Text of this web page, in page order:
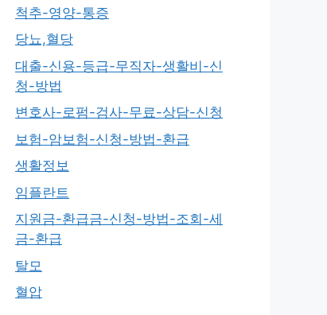
척추-영양-통증
당뇨,혈당
대출-신용-등급-무직자-생활비-신
청-방법
변호사-로펌-검사-무료-상담-신청
보험-암보험-신청-방법-환급
생활정보
임플란트
지원금-환급금-신청-방법-조회-세
금-환급
탈모
혈압